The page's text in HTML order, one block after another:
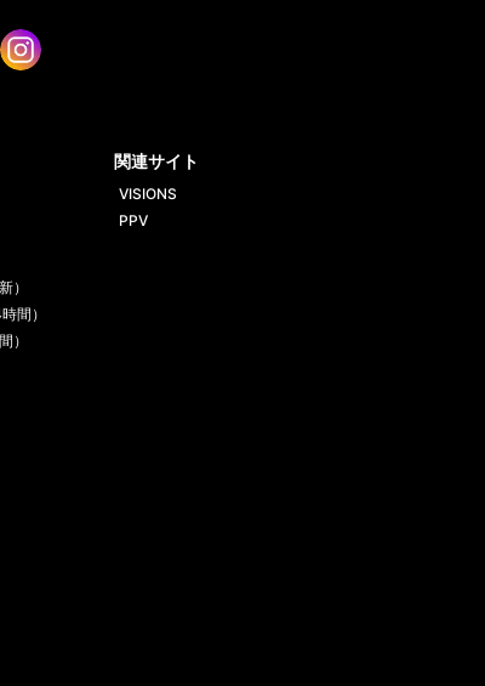
）
間）
）
関連サイト
VISIONS
PPV